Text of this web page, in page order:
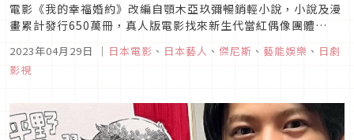
電影《我的幸福婚約》改編自顎木亞玖彌暢銷輕小說，小說及漫
畫累計發行650萬冊，真人版電影找來新生代當紅偶像團體
女主角清霞與美世。對於這部集浪漫唯美與奇幻動作於一身的作
品，兩人也特別錄製影片向觀眾催票，「本片講述一位擁有特殊
2023年04月29日 ｜ 日本電影 、 日本藝人 、 傑尼斯 、 藝能娛樂 、 日劇
影視